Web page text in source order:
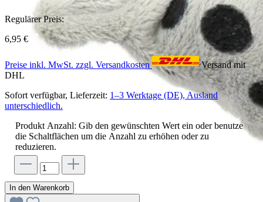
Regulärer Preis:
6,95 €
Preise inkl. MwSt. zzgl. Versandkosten
Versand mit
DHL
Sofort verfügbar, Lieferzeit: 1–3 Werktage (DE), Ausland
unterschiedlich.
Produkt Anzahl: Gib den gewünschten Wert ein oder benutze
die Schaltflächen um die Anzahl zu erhöhen oder zu
reduzieren.
In den Warenkorb